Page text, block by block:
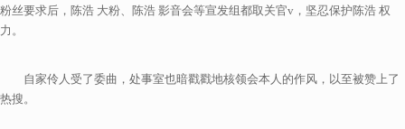
粉丝要求后，陈浩 大粉、陈浩 影音会等宣发组都取关官v，坚忍保护陈浩 权
力。
自家伶人受了委曲，处事室也暗戳戳地核领会本人的作风，以至被赞上了
热搜。